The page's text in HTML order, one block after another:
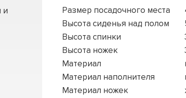
и
Размер посадочного места
Высота сиденья над полом
Высота спинки
Высота ножек
Материал
Материал наполнителя
Материал ножек